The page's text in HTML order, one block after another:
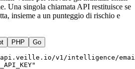
Una singola chiamata API restituisce se
insieme a un punteggio di rischio e
PHP Go
v1/intelligence/